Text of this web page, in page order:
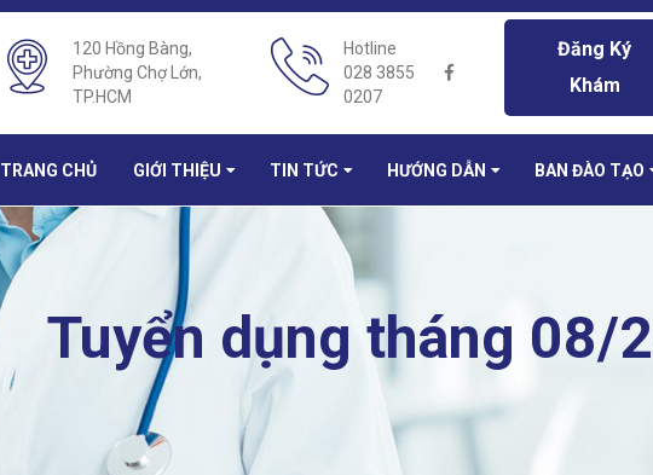
120 Hồng Bàng,
Phường Chợ Lớn,
TP.HCM
Hotline
028 3855
0207
Đăng Ký
Khám
TRANG CHỦ GIỚI THIỆU TIN TỨC HƯỚNG DẪN BAN ĐÀO TẠO
Tuyển dụng tháng